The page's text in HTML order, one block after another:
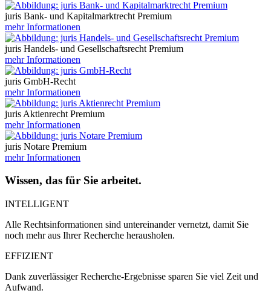
juris Bank- und Kapitalmarktrecht Premium
mehr Informationen
juris Handels- und Gesellschaftsrecht Premium
mehr Informationen
juris GmbH-Recht
mehr Informationen
juris Aktienrecht Premium
mehr Informationen
juris Notare Premium
mehr Informationen
Wissen, das für Sie arbeitet.
INTELLIGENT
Alle Rechtsinformationen sind untereinander vernetzt, damit Sie
noch mehr aus Ihrer Recherche herausholen.
EFFIZIENT
Dank zuverlässiger Recherche-Ergebnisse sparen Sie viel Zeit und
Aufwand.